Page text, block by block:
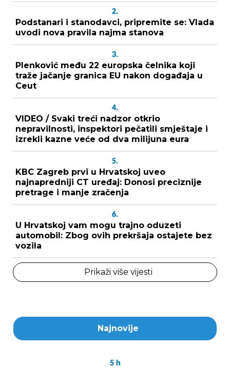
2.
Podstanari i stanodavci, pripremite se: Vlada
uvodi nova pravila najma stanova
3.
Plenković među 22 europska čelnika koji
traže jačanje granica EU nakon događaja u
Ceut
4.
VIDEO / Svaki treći nadzor otkrio
nepravilnosti, inspektori pečatili smještaje i
izrekli kazne veće od dva milijuna eura
5.
KBC Zagreb prvi u Hrvatskoj uveo
najnapredniji CT uređaj: Donosi preciznije
pretrage i manje zračenja
6.
U Hrvatskoj vam mogu trajno oduzeti
automobil: Zbog ovih prekršaja ostajete bez
vozila
Prikaži više vijesti
Najnovije
5 h